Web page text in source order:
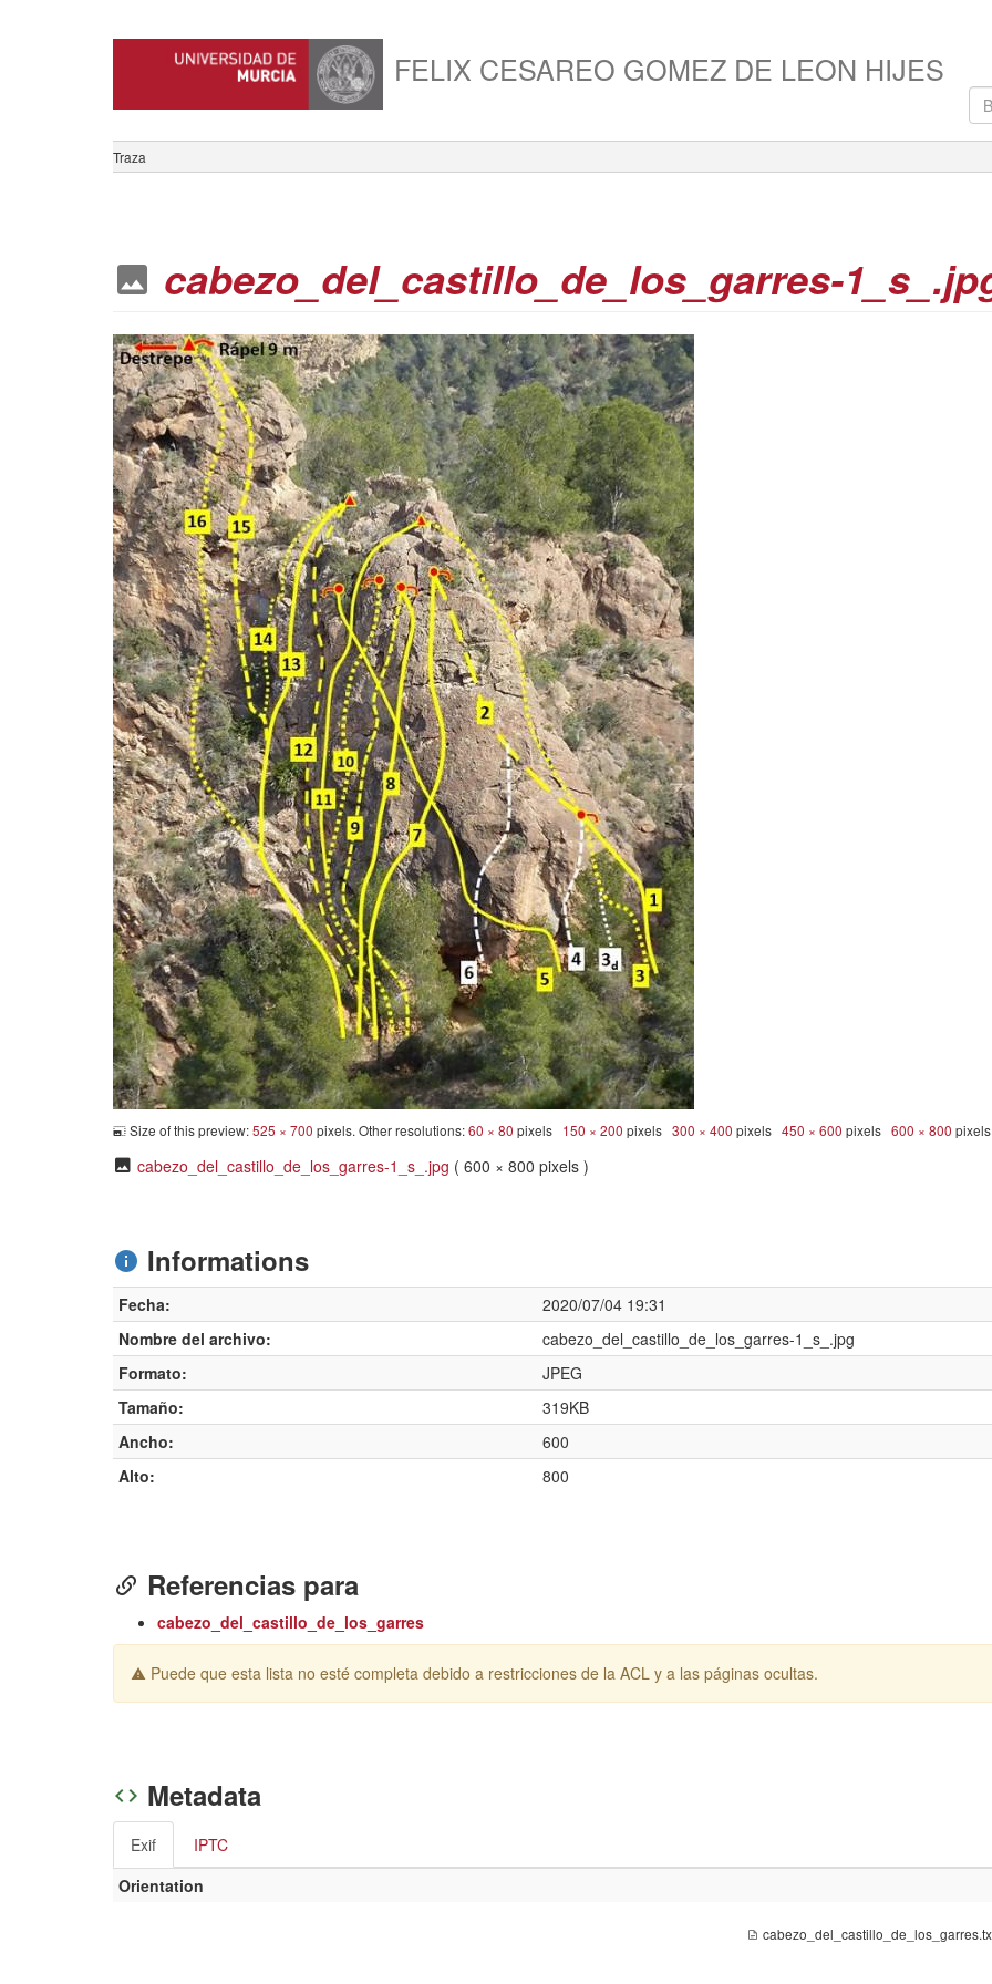
FELIX CESAREO GOMEZ DE LEON HIJES
Traza
cabezo_del_castillo_de_los_garres-
Size of this preview:525 × 700 pixels. Other resolutions:60 × 80 pixels 150 × 200 pixels 300 × 400 pixels 450 × 600 pixels 600 × 800
cabezo_del_castillo_de_los_garres-1_s_.jpg ( 600 × 800 pixels )
Informations
Fecha:
2020/07/04 19:31
Nombre del archivo:
cabezo_del_castillo_de_los_garres-1_s_.jpg
Formato:
JPEG
Tamaño:
319KB
Ancho:
600
Alto:
800
Referencias para
cabezo_del_castillo_de_los_garres
Puede que esta lista no esté completa debido a restricciones de la ACL y a las páginas ocultas.
Metadata
Exif
IPTC
Orientation